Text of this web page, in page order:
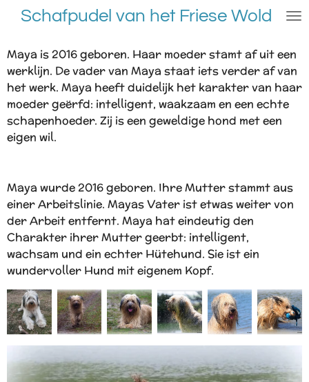
naar
hoofdinhoud
Schafpudel van het Friese Wold
Maya is 2016 geboren. Haar moeder stamt af uit een
werklijn. De vader van Maya staat iets verder af van
het werk. Maya heeft duidelijk het karakter van haar
moeder geërfd: intelligent, waakzaam en een echte
schapenhoeder. Zij is een geweldige hond met een
eigen wil.
Maya wurde 2016 geboren. Ihre Mutter stammt aus
einer Arbeitslinie. Mayas Vater ist etwas weiter von
der Arbeit entfernt. Maya hat eindeutig den
Charakter ihrer Mutter geerbt: intelligent,
wachsam und ein echter Hütehund. Sie ist ein
wundervoller Hund mit eigenem Kopf.